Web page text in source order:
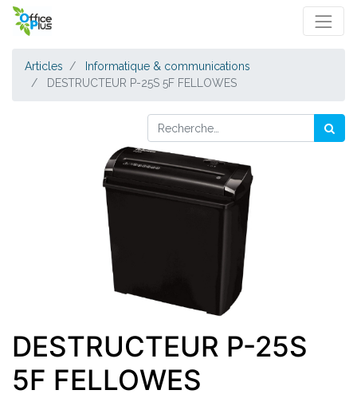
Articles
Informatique & communications
DESTRUCTEUR P-25S 5F FELLOWES
DESTRUCTEUR P-25S
5F FELLOWES